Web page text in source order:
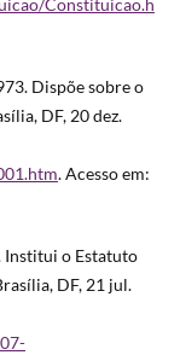
Constituicao.h
Dispõe sobre o
DF, 20 dez.
. Acesso em:
Institui o Estatuto
DF, 21 jul.